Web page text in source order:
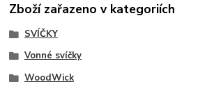
Zboží zařazeno v kategoriích
SVÍČKY
Vonné svíčky
WoodWick